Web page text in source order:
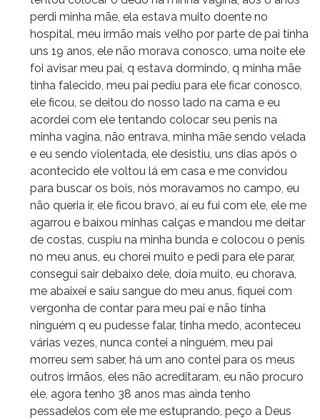
perdi minha mãe, ela estava muito doente no
hospital, meu irmão mais velho por parte de pai tinha
uns 19 anos, ele não morava conosco, uma noite ele
foi avisar meu pai, q estava dormindo, q minha mãe
tinha falecido, meu pai pediu para ele ficar conosco,
ele ficou, se deitou do nosso lado na cama e eu
acordei com ele tentando colocar seu penis na
minha vagina, não entrava, minha mãe sendo velada
e eu sendo violentada, ele desistiu, uns dias após o
acontecido ele voltou lá em casa e me convidou
para buscar os bois, nós moravamos no campo, eu
não queria ir, ele ficou bravo, aí eu fui com ele, ele me
agarrou e baixou minhas calças e mandou me deitar
de costas, cuspiu na minha bunda e colocou o penis
no meu anus, eu chorei muito e pedi para ele parar,
consegui sair debaixo dele, doía muito, eu chorava,
me abaixei e saiu sangue do meu anus, fiquei com
vergonha de contar para meu pai e não tinha
ninguém q eu pudesse falar, tinha medo, aconteceu
várias vezes, nunca contei a ninguém, meu pai
morreu sem saber, há um ano contei para os meus
outros irmãos, eles não acreditaram, eu não procuro
ele, agora tenho 38 anos mas ainda tenho
pessadelos com ele me estuprando, peço a Deus